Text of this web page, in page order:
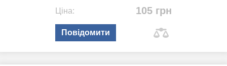
Ціна: 105 грн
Повідомити